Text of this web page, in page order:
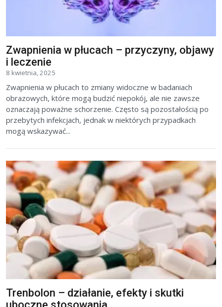
Zwapnienia w płucach – przyczyny, objawy
i leczenie
8 kwietnia, 2025
Zwapnienia w płucach to zmiany widoczne w badaniach
obrazowych, które mogą budzić niepokój, ale nie zawsze
oznaczają poważne schorzenie. Często są pozostałością po
przebytych infekcjach, jednak w niektórych przypadkach
mogą wskazywać...
Trenbolon – działanie, efekty i skutki